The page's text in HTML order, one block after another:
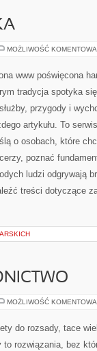
MOŻLIWOŚĆ
www poświęcona
tradycja spotyka
przygody i
artykułu. To
o osobach, które
poznać
ludzi odgrywają
treści dotyczące
MOŻLIWOŚĆ
do rozsady, tace
to rozwiązania, bez